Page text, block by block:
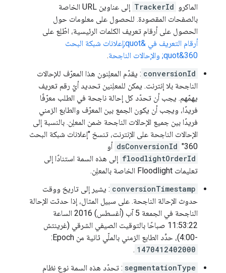
الماكرو TrackerId
إلى عناوين URL الخاصة
بالصفحات المقصودة. للحصول على معلومات حول
الحصول على أرقام تعريف الكلمات الرئيسية، اطّلِع على
أرقام التعريف في &quot;إعلانات شبكة البحث
360&quot; والإحالات الناجحة
.
conversionId : يقدّم المعلِنون هذا المعرّف للإحالات
الناجحة بلا إنترنت. يمكن للمعلِنين تحديد أيّ رقم تعريف
يهمّهم. يجب أن تحدّد كل إحالة ناجحة في الطلب معرّفًا
فريدًا، ويجب أن يكون الجمع بين المعرّف والطابع الزمني
فريدًا بين جميع الإحالات الناجحة ضمن المعلِن. بالنسبة إلى
الإحالات الناجحة على الإنترنت، تنسخ "إعلانات شبكة البحث
360"
dsConversionId أو
floodlightOrderId إلى هذه السمة استنادًا إلى
تعليمات Floodlight الخاصة بالمعلِن.
conversionTimestamp : يشير إلى تاريخ ووقت
حدوث الإحالة الناجحة. على سبيل المثال، إذا حدثت الإحالة
الناجحة في الجمعة 5 آب (أغسطس) 2016 الساعة
11:53:22 صباحًا بالتوقيت الصيفي الشرقي (غرينتش
-4:00)، حدِّد الطابع الزمني بالملّي ثانية من Epoch:
1470412402000
.
segmentationType : تحدّد هذه السمة نوع نظام